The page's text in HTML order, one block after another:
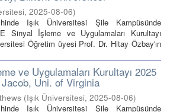
, 2025-08-06)
Işık Üniversitesi Şile Kampüsünde
Sinyal İşleme ve Uygulamaları Kurultayı
Öğretim üyesi Prof. Dr. Hitay Özbay'ın
ve Uygulamaları Kurultayı 2025
Uni. of Virginia
(Işık Üniversitesi, 2025-08-06)
Işık Üniversitesi Şile Kampüsünde